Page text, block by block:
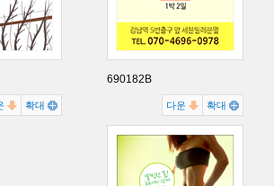
확대
690182B
다운 확대